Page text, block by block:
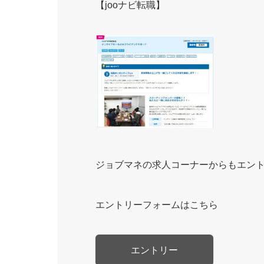
【jooナビ転職】
ジョブマネの求人コーナーからもエン
エントリーフォームはこちら
エントリー